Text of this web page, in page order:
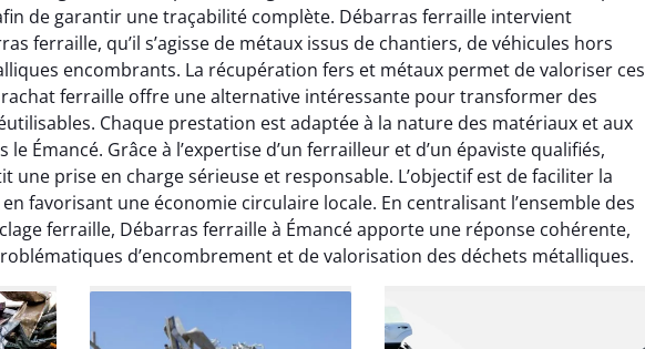
de garantir une traçabilité complète. Débarras ferraille intervient
ferraille, qu’il s’agisse de métaux issus de chantiers, de véhicules hors
encombrants. La récupération fers et métaux permet de valoriser ces
ferraille offre une alternative intéressante pour transformer des
Chaque prestation est adaptée à la nature des matériaux et aux
Émancé. Grâce à l’expertise d’un ferrailleur et d’un épaviste qualifiés,
une prise en charge sérieuse et responsable. L’objectif est de faciliter la
favorisant une économie circulaire locale. En centralisant l’ensemble des
ferraille, Débarras ferraille à Émancé apporte une réponse cohérente,
d’encombrement et de valorisation des déchets métalliques.
Aurélie Bonnet
21 juin 2024
Le service de terrassement
jardin à Var était
exceptionnel. L'équipe a
travaillé de manière efficace
et professionnelle, laissant
notre jardin impeccable et
prêt pour notre nouveau
projet d'aménagement
paysager.
Aurélie Bonnet
21 juin 2024
Le service de terrassement
jardin à Var était
exceptionnel. L'équipe a
travaillé de manière efficace
et professionnelle, laissant
notre jardin impeccable et